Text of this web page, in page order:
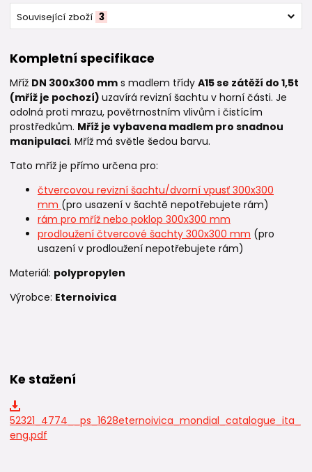
Související zboží 3
Kompletní specifikace
Mříž DN 300x300 mm s madlem třídy A15 se zátěží do 1,5t
(mříž je pochozí) uzavírá revizní šachtu v horní části. Je
odolná proti mrazu, povětrnostním vlivům i čistícím
prostředkům. Mříž je vybavena madlem pro snadnou
manipulaci. Mříž má světle šedou barvu.
Tato mříž je přímo určena pro:
čtvercovou revizní šachtu/dvorní vpusť 300x300
mm (pro usazení v šachtě nepotřebujete rám)
rám pro mříž nebo poklop 300x300 mm
prodloužení čtvercové šachty 300x300 mm (pro
usazení v prodloužení nepotřebujete rám)
Materiál: polypropylen
Výrobce: Eternoivica
Ke stažení
52321_4774__ps_1628eternoivica_mondial_catalogue_ita_
eng.pdf